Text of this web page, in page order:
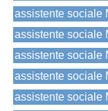
assistente sociale
assistente sociale
assistente sociale
assistente sociale
assistente sociale